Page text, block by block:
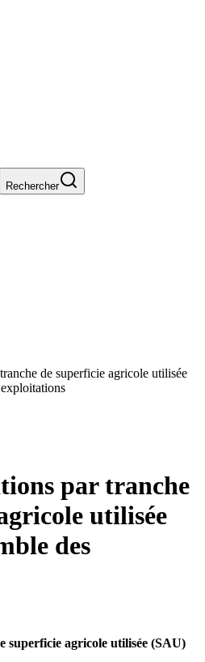
Rechercher
de superficie agricole utilisée
par tranche
utilisée
des
superficie agricole utilisée (SAU)